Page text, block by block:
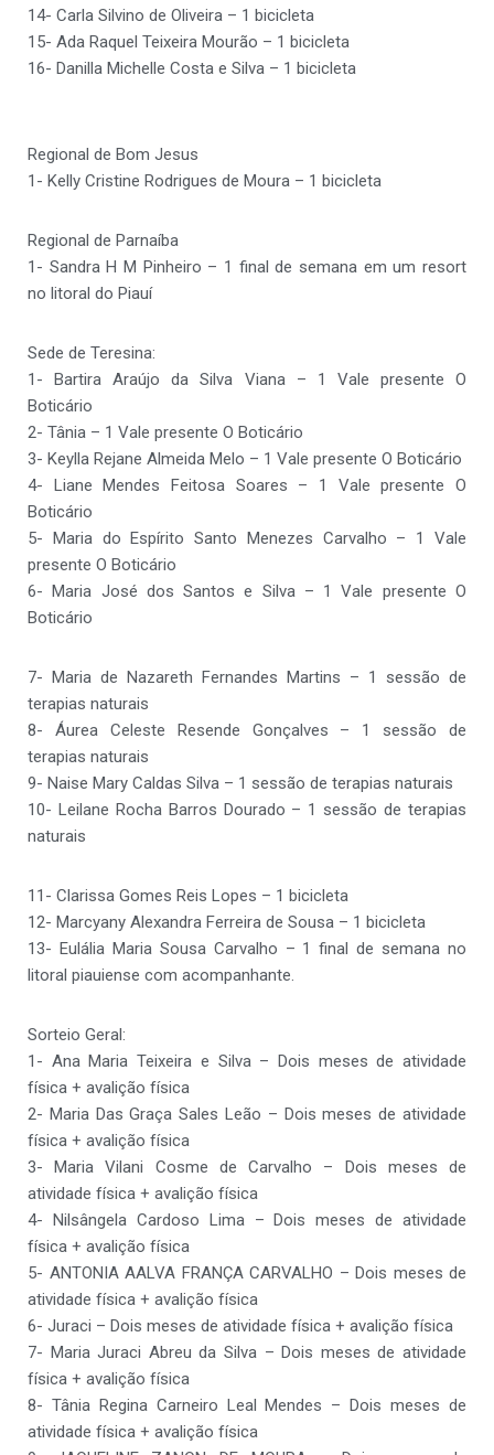
14- Carla Silvino de Oliveira – 1 bicicleta
15- Ada Raquel Teixeira Mourão – 1 bicicleta
16- Danilla Michelle Costa e Silva – 1 bicicleta
Regional de Bom Jesus
1- Kelly Cristine Rodrigues de Moura – 1 bicicleta
Regional de Parnaíba
1- Sandra H M Pinheiro – 1 final de semana em um resort
no litoral do Piauí
Sede de Teresina:
1- Bartira Araújo da Silva Viana – 1 Vale presente O
Boticário
2- Tânia – 1 Vale presente O Boticário
3- Keylla Rejane Almeida Melo – 1 Vale presente O Boticário
4- Liane Mendes Feitosa Soares – 1 Vale presente O
Boticário
5- Maria do Espírito Santo Menezes Carvalho – 1 Vale
presente O Boticário
6- Maria José dos Santos e Silva – 1 Vale presente O
Boticário
7- Maria de Nazareth Fernandes Martins – 1 sessão de
terapias naturais
8- Áurea Celeste Resende Gonçalves – 1 sessão de
terapias naturais
9- Naise Mary Caldas Silva – 1 sessão de terapias naturais
10- Leilane Rocha Barros Dourado – 1 sessão de terapias
naturais
11- Clarissa Gomes Reis Lopes – 1 bicicleta
12- Marcyany Alexandra Ferreira de Sousa – 1 bicicleta
13- Eulália Maria Sousa Carvalho – 1 final de semana no
litoral piauiense com acompanhante.
Sorteio Geral:
1- Ana Maria Teixeira e Silva – Dois meses de atividade
física + avalição física
2- Maria Das Graça Sales Leão – Dois meses de atividade
física + avalição física
3- Maria Vilani Cosme de Carvalho – Dois meses de
atividade física + avalição física
4- Nilsângela Cardoso Lima – Dois meses de atividade
física + avalição física
5- ANTONIA AALVA FRANÇA CARVALHO – Dois meses de
atividade física + avalição física
6- Juraci – Dois meses de atividade física + avalição física
7- Maria Juraci Abreu da Silva – Dois meses de atividade
física + avalição física
8- Tânia Regina Carneiro Leal Mendes – Dois meses de
atividade física + avalição física